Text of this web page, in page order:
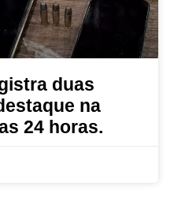
duas
na
24 horas.